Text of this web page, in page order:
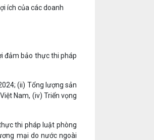
ích của các doanh
đảm bảo thực thi pháp
(ii) Tổng lượng sản
Nam, (iv) Triển vọng
thi pháp luật phòng
mại do nước ngoài